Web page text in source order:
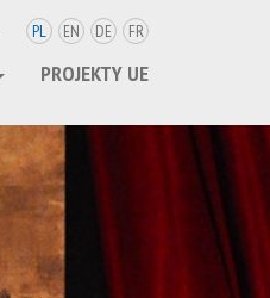
PL EN DE FR
PROJEKTY UE